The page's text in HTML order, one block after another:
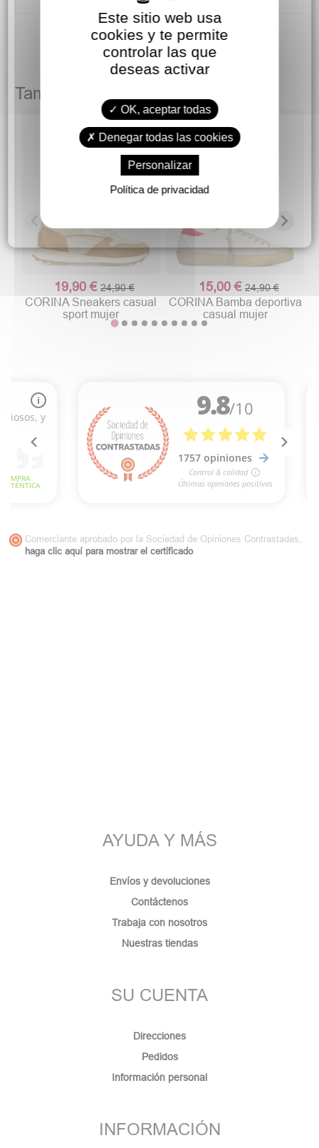
También podría gustarte
19,90 €24,90 €
CORINA Sneakers casual
sport mujer
15,00 € 24,90 €
CORINA Bamba deportiva
casual mujer
Comerciante aprobado por la Sociedad de Opiniones Contrastadas,
haga clic aquí para mostrar el certificado.
AYUDA Y MÁS
Envíos y devoluciones
Contáctenos
Trabaja con nosotros
Nuestras tiendas
SU CUENTA
Direcciones
Pedidos
Información personal
INFORMACIÓN
Este sitio web usa
cookies y te permite
controlar las que
deseas activar
OK, aceptar todas
Denegar todas las cookies
Personalizar
Política de privacidad